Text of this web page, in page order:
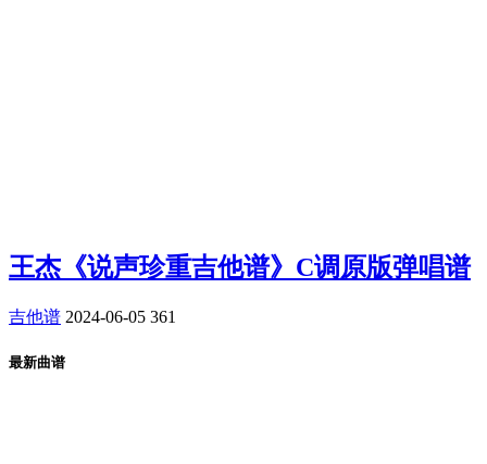
王杰《说声珍重吉他谱》C调原版弹唱谱
吉他谱 2024-06-05 361
最新曲谱